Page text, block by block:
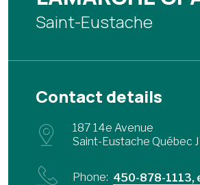
Saint-Eustache
Contact details
187 14e Avenue
Saint-Eustache Québec
Phone: 450-878-1113,